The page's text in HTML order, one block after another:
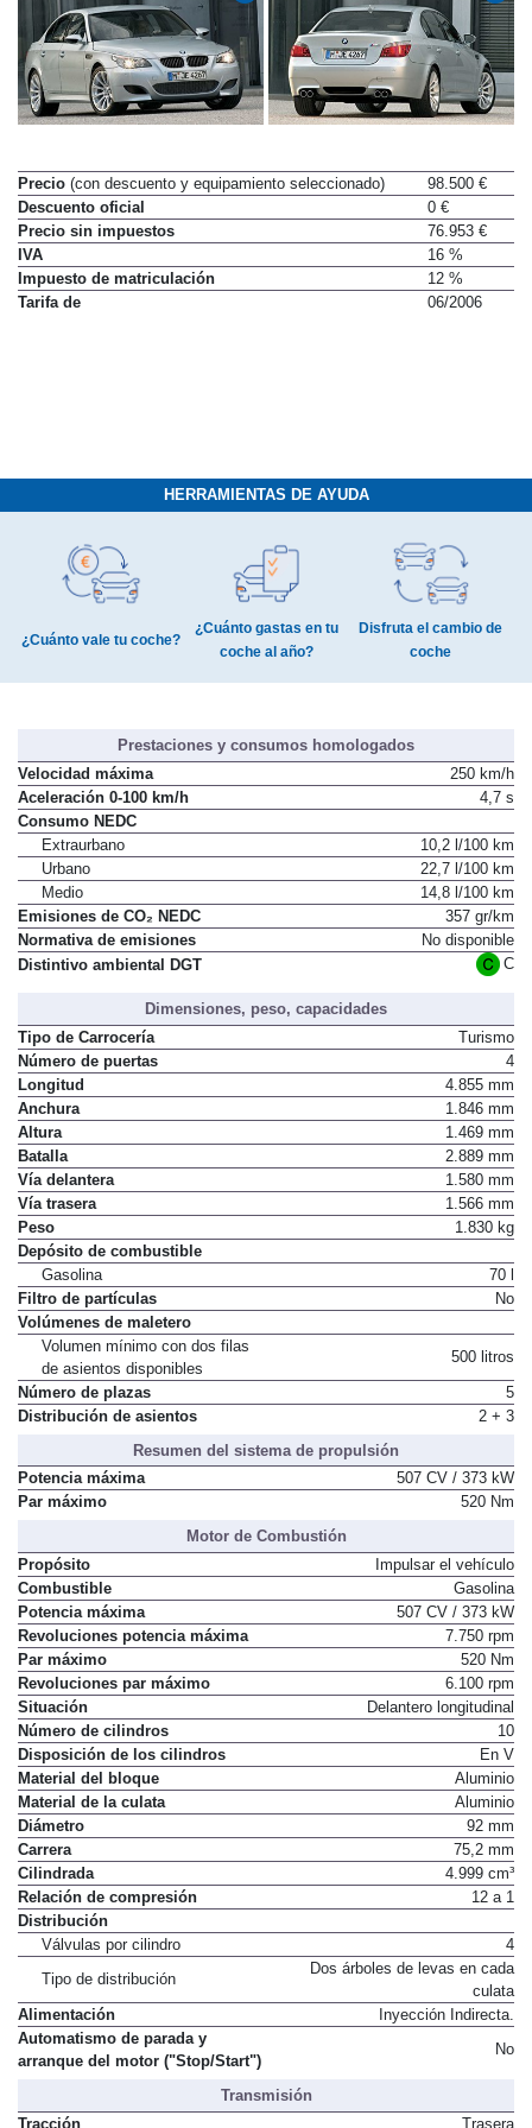
Precio (con descuento y equipamiento seleccionado)
98.500 €
Descuento oficial
0 €
Precio sin impuestos
76.953 €
IVA
16 %
Impuesto de matriculación
12 %
Tarifa de
06/2006
HERRAMIENTAS DE AYUDA
¿Cuánto vale tu coche?
¿Cuánto gastas en tu
coche al año?
Disfruta el cambio de
coche
Prestaciones y consumos homologados
Velocidad máxima
250 km/h
Aceleración 0-100 km/h
4,7 s
Consumo NEDC
Extraurbano
10,2 l/100 km
Urbano
22,7 l/100 km
Medio
14,8 l/100 km
Emisiones de CO₂ NEDC
357 gr/km
Normativa de emisiones
No disponible
Distintivo ambiental DGT
C
Dimensiones, peso, capacidades
Tipo de Carrocería
Turismo
Número de puertas
4
Longitud
4.855 mm
Anchura
1.846 mm
Altura
1.469 mm
Batalla
2.889 mm
Vía delantera
1.580 mm
Vía trasera
1.566 mm
Peso
1.830 kg
Depósito de combustible
Gasolina
70 l
Filtro de partículas
No
Volúmenes de maletero
Volumen mínimo con dos filas
de asientos disponibles
500 litros
Número de plazas
5
Distribución de asientos
2 + 3
Resumen del sistema de propulsión
Potencia máxima
507 CV / 373 kW
Par máximo
520 Nm
Motor de Combustión
Propósito
Impulsar el vehículo
Combustible
Gasolina
Potencia máxima
507 CV / 373 kW
Revoluciones potencia máxima
7.750 rpm
Par máximo
520 Nm
Revoluciones par máximo
6.100 rpm
Situación
Delantero longitudinal
Número de cilindros
10
Disposición de los cilindros
En V
Material del bloque
Aluminio
Material de la culata
Aluminio
Diámetro
92 mm
Carrera
75,2 mm
Cilindrada
4.999 cm³
Relación de compresión
12 a 1
Distribución
Válvulas por cilindro
4
Tipo de distribución
Dos árboles de levas en cada
culata
Alimentación
Inyección Indirecta.
Automatismo de parada y
arranque del motor ("Stop/Start")
No
Transmisión
Tracción
Trasera